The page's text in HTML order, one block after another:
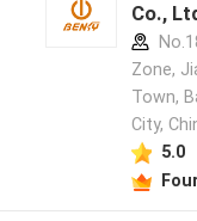
Co.,
Zone,
Town,
City,
5.0